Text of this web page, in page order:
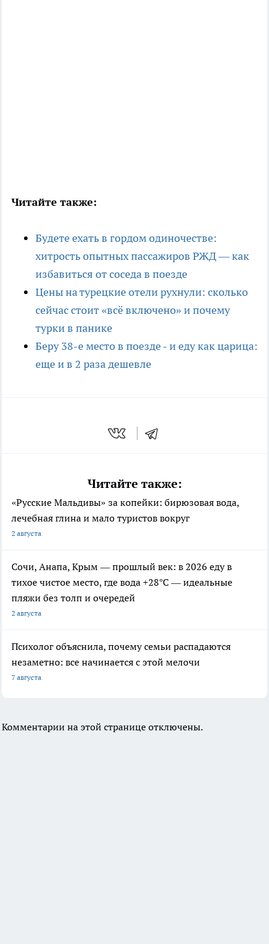
Читайте также:
Будете ехать в гордом одиночестве:
хитрость опытных пассажиров РЖД — как
избавиться от соседа в поезде
Цены на турецкие отели рухнули: сколько
сейчас стоит «всё включено» и почему
турки в панике
Беру 38-е место в поезде - и еду как царица:
еще и в 2 раза дешевле
Читайте также:
«Русские Мальдивы» за копейки: бирюзовая вода,
лечебная глина и мало туристов вокруг
2 августа
Сочи, Анапа, Крым — прошлый век: в 2026 еду в
тихое чистое место, где вода +28°C — идеальные
пляжи без толп и очередей
2 августа
Психолог объяснила, почему семьи распадаются
незаметно: все начинается с этой мелочи
7 августа
Комментарии на этой странице отключены.